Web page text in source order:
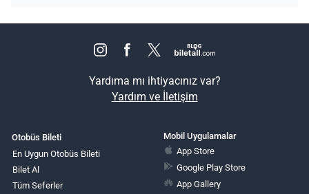
Yardıma mı ihtiyacınız var?
Yardım ve İletişim
Otobüs Bileti
En Uygun Otobüs Bileti
Bilet Al
Tüm Seferler
Mobil Uygulamalar
App Store
Google Play Store
App Gallery